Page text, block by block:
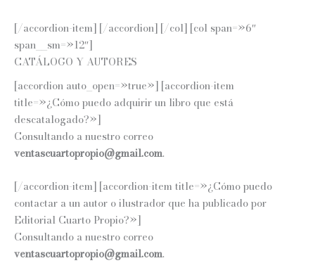
[/accordion-item] [/accordion] [/col] [col span=»6″
span__sm=»12″]
CATÁLOGO Y AUTORES
[accordion auto_open=»true»] [accordion-item
title=»¿Cómo puedo adquirir un libro que está
descatalogado?»]
Consultando a nuestro correo
ventascuartopropio@gmail.com.
[/accordion-item] [accordion-item title=»¿Cómo puedo
contactar a un autor o ilustrador que ha publicado por
Editorial Cuarto Propio?»]
Consultando a nuestro correo
ventascuartopropio@gmail.com.